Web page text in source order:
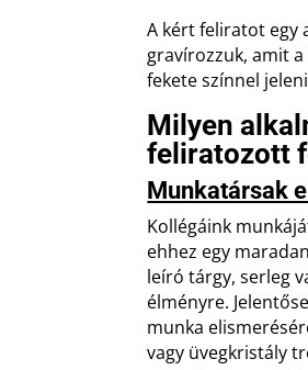
A kért feliratot egy
gravírozzuk, amit
fekete színnel
Milyen
feliratozott
Munkatársak
Kollégáink
ehhez egy
leíró tárgy, serleg
élményre.
munka
vagy üvegkristály